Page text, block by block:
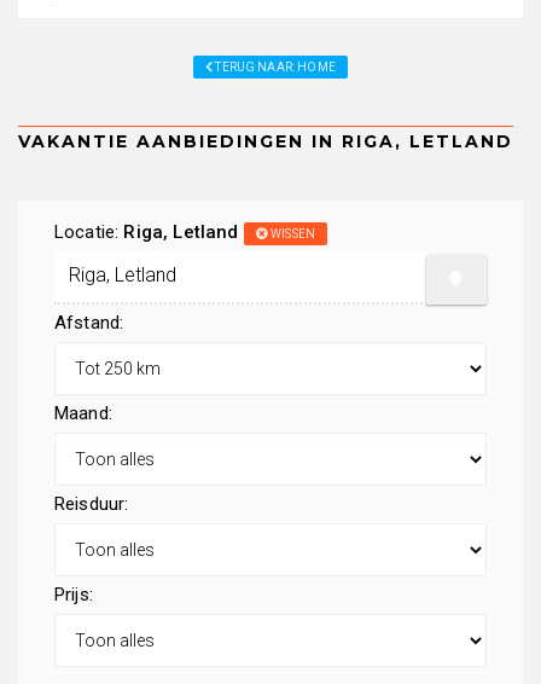
TERUG NAAR: HOME
Locatie: Riga, Letland WISSEN
Afstand:
Maand:
Reisduur:
Prijs: